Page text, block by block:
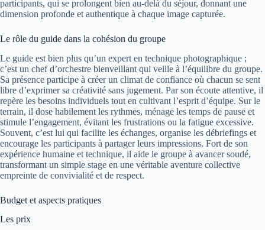
participants, qui se prolongent bien au-delà du séjour, donnant une
dimension profonde et authentique à chaque image capturée.
Le rôle du guide dans la cohésion du groupe
Le guide est bien plus qu’un expert en technique photographique ;
c’est un chef d’orchestre bienveillant qui veille à l’équilibre du groupe.
Sa présence participe à créer un climat de confiance où chacun se sent
libre d’exprimer sa créativité sans jugement. Par son écoute attentive, il
repère les besoins individuels tout en cultivant l’esprit d’équipe. Sur le
terrain, il dose habilement les rythmes, ménage les temps de pause et
stimule l’engagement, évitant les frustrations ou la fatigue excessive.
Souvent, c’est lui qui facilite les échanges, organise les débriefings et
encourage les participants à partager leurs impressions. Fort de son
expérience humaine et technique, il aide le groupe à avancer soudé,
transformant un simple stage en une véritable aventure collective
empreinte de convivialité et de respect.
Budget et aspects pratiques
Les prix